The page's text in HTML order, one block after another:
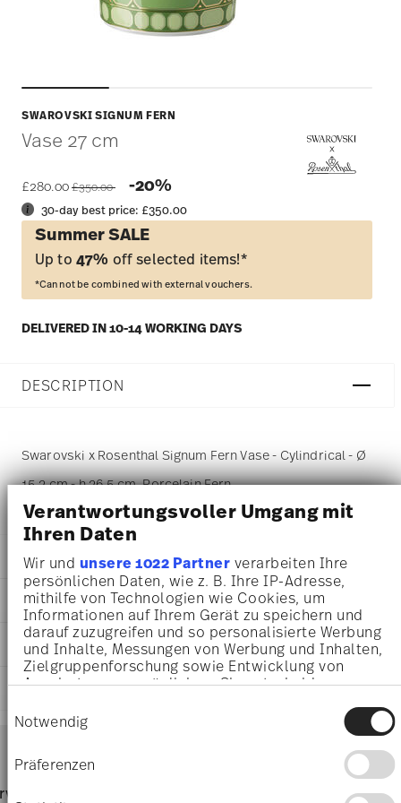
Verantwortungsvoller Umgang mit
Ihren Daten
Wir und unsere 1022 Partnerverarbeiten Ihre
persönlichen Daten, wie z. B. Ihre IP-Adresse,
mithilfe von Technologien wie Cookies, um
Informationen auf Ihrem Gerät zu speichern und
darauf zuzugreifen und so personalisierte Werbung
und Inhalte, Messungen von Werbung und Inhalten,
Zielgruppenforschung sowie Entwicklung von
Angeboten zu ermöglichen. Sie entscheiden
Sie können Ihre Einwilligung jederzeit über die
Cookie-Erklärung oder durch Klicken auf das
Privacy Trigger Symbol ändern oder widerrufen
Notwendig
Präferenzen
SWAROVSKI SIGNUM FERN
Vase 27 cm
£280.00 Price reduced from
£350.00 -20%
30-day best price: £350.00
Summer SALE
Up to 47% off selected items!*
*Cannot be combined with external vouchers.
DELIVERED IN 10-14 WORKING DAYS
DESCRIPTION
Swarovski x Rosenthal Signum Fern Vase - Cylindrical - Ø
15,2 cm - h 26,5 cm, Porcelain Fern
DETAILS
Swarovski x Rosenthal
Swarovski SIGNUM
Fern
Porcelain
Fern
10570-426349-26027
DE
DIMENSIONS
15,20 cm
15,20 cm
12,80 cm
26,50 cm
CARE AND SAFETY INFORMATION
SHIPPING AND RETURNS
shipping
Services
Free